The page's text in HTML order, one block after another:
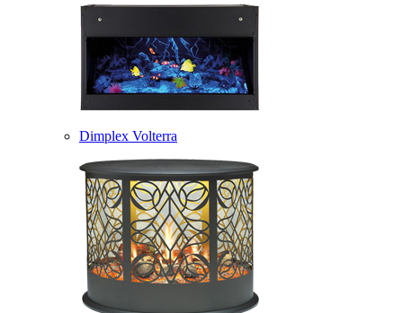
Dimplex Volterra